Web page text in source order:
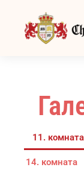
11. комната
14. комната